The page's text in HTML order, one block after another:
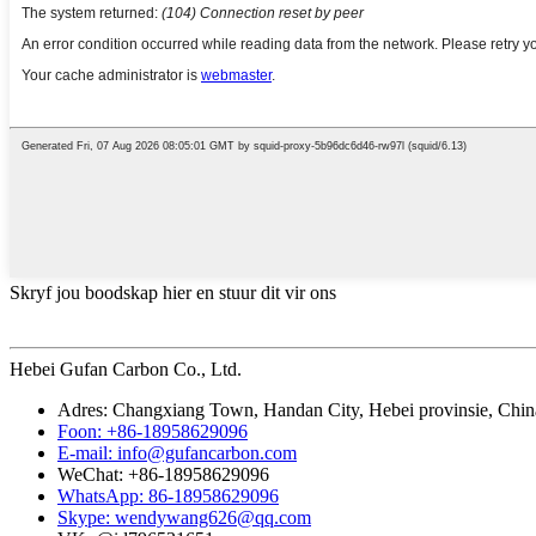
Skryf jou boodskap hier en stuur dit vir ons
Hebei Gufan Carbon Co., Ltd.
Adres: Changxiang Town, Handan City, Hebei provinsie,
Foon: +86-18958629096
E-mail: info@gufancarbon.com
WeChat: +86-18958629096
WhatsApp: 86-18958629096
Skype: wendywang626@qq.com